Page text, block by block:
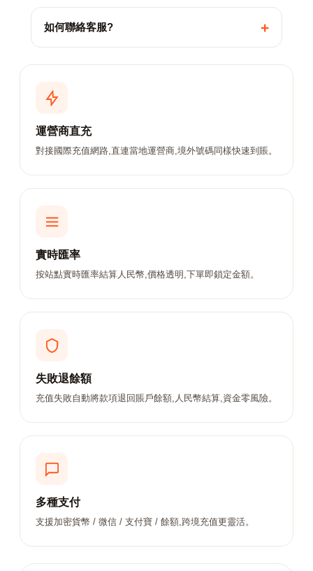
如何聯絡客服? +
運營商直充
對接國際充值網路,直連當地運營商,境外號碼同樣快速到賬。
實時匯率
按站點實時匯率結算人民幣,價格透明,下單即鎖定金額。
失敗退餘額
充值失敗自動將款項退回賬戶餘額,人民幣結算,資金零風險。
多種支付
支援加密貨幣 / 微信 / 支付寶 / 餘額,跨境充值更靈活。